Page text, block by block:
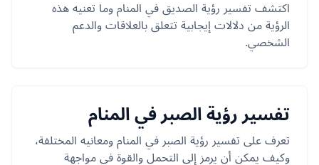
اكتشف تفسير رؤية الصديق في المنام وما تعنيه هذه
الرؤية من دلالات إيجابية تتعلق بالعلاقات والدعم
الشخصي.
تفسير رؤية الصبر في المنام
تعرف على تفسير رؤية الصبر في المنام ومعانيه المختلفة،
وكيف يمكن أن يرمز إلى التحمل والقوة في مواجهة